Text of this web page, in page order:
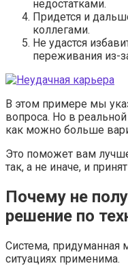
недостатками.
Придется и
коллегами.
Не удастся
переживания из-
В этом примере мы
вопроса. Но в
как можно больше
Это поможет вам
так, а не иначе, и
Почему не
решение по
Система, придуманная
ситуациях применима.